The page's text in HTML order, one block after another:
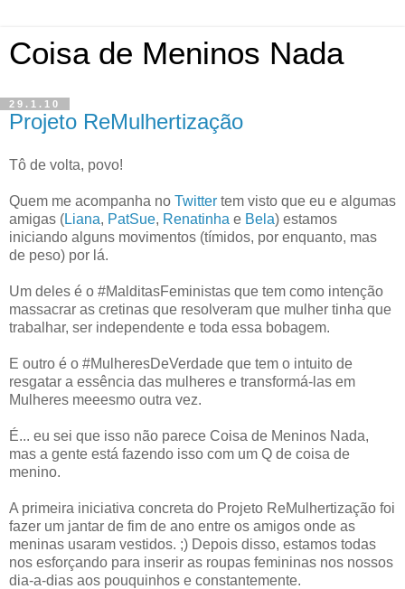
Coisa de Meninos Nada
29.1.10
Projeto ReMulhertização
Tô de volta, povo!
Quem me acompanha no Twitter tem visto que eu e algumas
amigas (Liana, PatSue, Renatinha e Bela) estamos
iniciando alguns movimentos (tímidos, por enquanto, mas
de peso) por lá.
Um deles é o #MalditasFeministas que tem como intenção
massacrar as cretinas que resolveram que mulher tinha que
trabalhar, ser independente e toda essa bobagem.
E outro é o #MulheresDeVerdade que tem o intuito de
resgatar a essência das mulheres e transformá-las em
Mulheres meeesmo outra vez.
É... eu sei que isso não parece Coisa de Meninos Nada,
mas a gente está fazendo isso com um Q de coisa de
menino.
A primeira iniciativa concreta do Projeto ReMulhertização foi
fazer um jantar de fim de ano entre os amigos onde as
meninas usaram vestidos. ;) Depois disso, estamos todas
nos esforçando para inserir as roupas femininas nos nossos
dia-a-dias aos pouquinhos e constantemente.